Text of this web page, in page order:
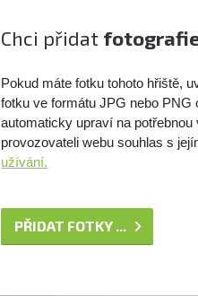
Chci přidat
Pokud máte fotku tohoto hřiště,
fotku ve formátu JPG nebo
automaticky upraví na
provozovateli webu souhlas s
užívání.
PŘIDAT FOTKY ...